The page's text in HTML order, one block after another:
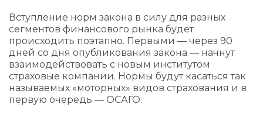
Вступление норм закона в силу для разных
сегментов финансового рынка будет
происходить поэтапно. Первыми — через 90
дней со дня опубликования закона — начнут
взаимодействовать с новым институтом
страховые компании. Нормы будут касаться так
называемых «моторных» видов страхования и в
первую очередь — ОСАГО.